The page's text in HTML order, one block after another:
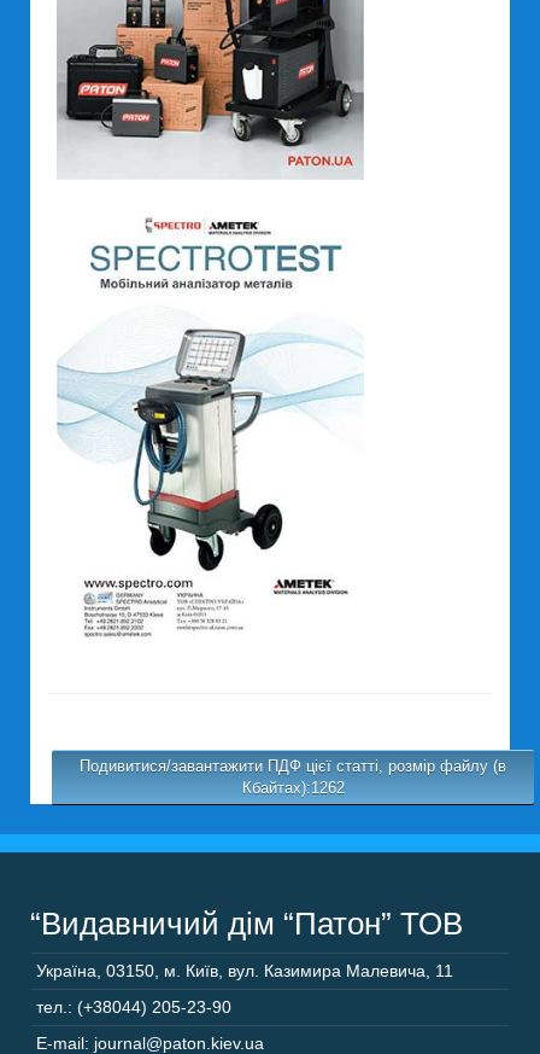
Подивитися/завантажити ПДФ цієї статті, розмір файлу (в
Кбайтах):1262
“Видавничий дім “Патон” ТОВ
Україна 03150 м. Київ, вул. Казимира Малевича, 11
тел.: (+38044) 205-23-90
E-mail: journal@paton.kiev.ua